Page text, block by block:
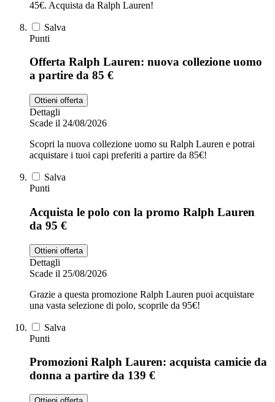
45€. Acquista da Ralph Lauren!
Salva
Punti
Offerta Ralph Lauren: nuova collezione uomo
a partire da 85 €
Ottieni offerta
Dettagli
Scade il 24/08/2026
Scopri la nuova collezione uomo su Ralph Lauren e potrai
acquistare i tuoi capi preferiti a partire da 85€!
Salva
Punti
Acquista le polo con la promo Ralph Lauren
da 95 €
Ottieni offerta
Dettagli
Scade il 25/08/2026
Grazie a questa promozione Ralph Lauren puoi acquistare
una vasta selezione di polo, scoprile da 95€!
Salva
Punti
Promozioni Ralph Lauren: acquista camicie da
donna a partire da 139 €